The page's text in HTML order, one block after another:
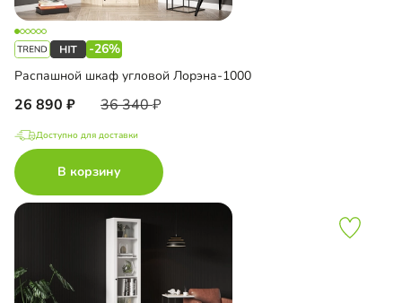
-26%
Распашной шкаф угловой Лорэна-1000
26 890 36 340
Доступно для доставки
В корзину